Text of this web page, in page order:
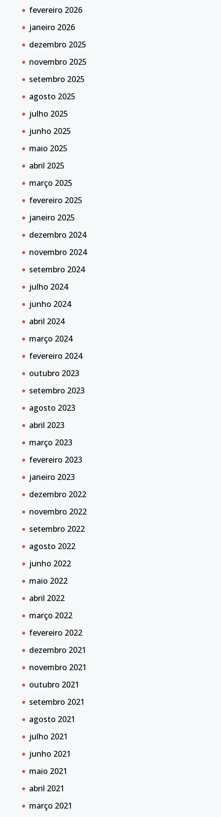
fevereiro 2026
janeiro 2026
dezembro 2025
novembro 2025
setembro 2025
agosto 2025
julho 2025
junho 2025
maio 2025
abril 2025
março 2025
fevereiro 2025
janeiro 2025
dezembro 2024
novembro 2024
setembro 2024
julho 2024
junho 2024
abril 2024
março 2024
fevereiro 2024
outubro 2023
setembro 2023
agosto 2023
abril 2023
março 2023
fevereiro 2023
janeiro 2023
dezembro 2022
novembro 2022
setembro 2022
agosto 2022
junho 2022
maio 2022
abril 2022
março 2022
fevereiro 2022
dezembro 2021
novembro 2021
outubro 2021
setembro 2021
agosto 2021
julho 2021
junho 2021
maio 2021
abril 2021
março 2021